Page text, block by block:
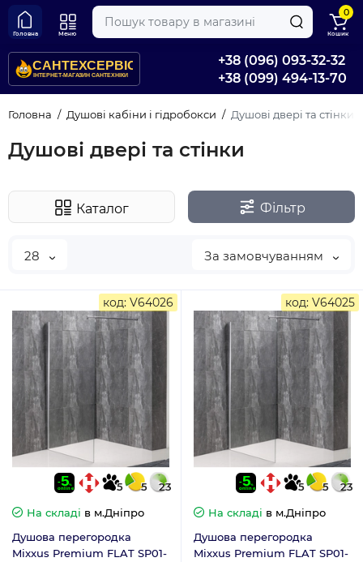
+38 (096) 093-32-32
+38 (099) 494-13-70
Головна Меню
0
Кошик
Головна Душові кабіни і гідробокси Душові двері та стінки
Душові двері та стінки
Каталог Фільтр
28 За замовчуванням
код: V64026
5 5
23
На складі в м.Дніпро
Душова перегородка
Mixxus Premium FLAT SP01-
код: V64025
5 5
23
На складі в м.Дніпро
Душова перегородка
Mixxus Premium FLAT SP01-